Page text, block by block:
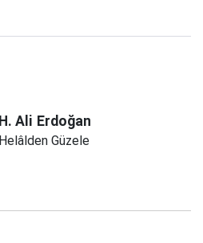
H. Ali Erdoğan
Helâlden Güzele